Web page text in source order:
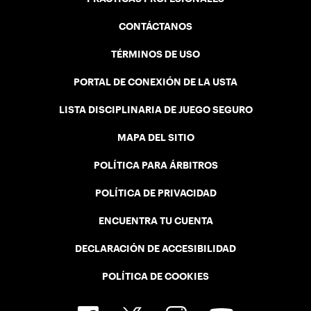
CONTÁCTANOS
TÉRMINOS DE USO
PORTAL DE CONEXIÓN DE LA USTA
LISTA DISCIPLINARIA DE JUEGO SEGURO
MAPA DEL SITIO
POLÍTICA PARA ÁRBITROS
POLÍTICA DE PRIVACIDAD
ENCUENTRA TU CUENTA
DECLARACIÓN DE ACCESIBILIDAD
POLÍTICA DE COOKIES